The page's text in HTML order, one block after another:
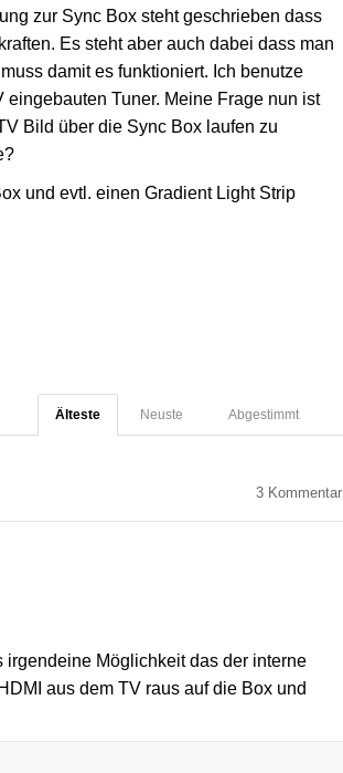
zur Sync Box steht geschrieben dass
Es steht aber auch dabei dass man
damit es funktioniert. Ich benutze
Tuner. Meine Frage nun ist
Bild über die Sync Box laufen zu
und evtl. einen Gradient Light Strip
Abgestimmt
Neuste
Älteste
3 Kommentar
Möglichkeit das der interne
aus dem TV raus auf die Box und